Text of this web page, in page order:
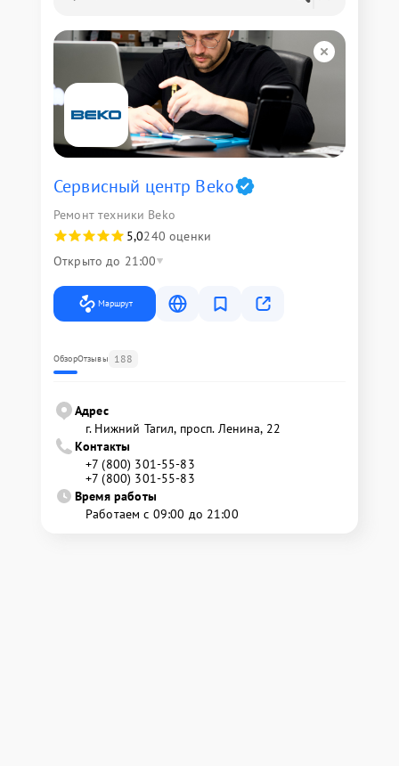
Сервисный центр Beko
Ремонт техники Beko
5,0240 оценки
Открыто до 21:00
Маршрут
ОбзорОтзывы 188
Адрес
г. Нижний Тагил, просп. Ленина, 22
Контакты
+7 (800) 301-55-83
+7 (800) 301-55-83
Время работы
Работаем с 09:00 до 21:00